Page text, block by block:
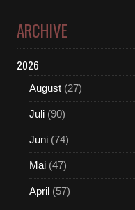
ARCHIVE
2026
August (27)
Juli (90)
Juni (74)
Mai (47)
April (57)